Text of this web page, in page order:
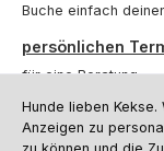
Buche einfach
persönlichen
für eine Beratung.
Oder über unser
Hunde lieben
Anzeigen zu